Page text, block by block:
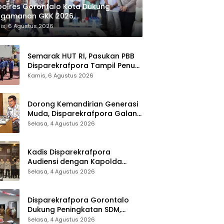
Gorontalo Kota Dukung
GKK 2026,
Perkuat Sinergi Lintas
6 Agustus 2026
Semarak HUT RI, Pasukan PBB
Disparekrafpora Tampil Penuh
Semangat
Kamis, 6 Agustus 2026
Dorong Kemandirian Generasi
Muda, Disparekrafpora Galang
Dukungan Penuh Para Aleg
Selasa, 4 Agustus 2026
Kadis Disparekrafpora
Audiensi dengan Kapolda
Gorontalo, Perkuat Sinergi
Selasa, 4 Agustus 2026
Disparekrafpora Gorontalo
Dukung Peningkatan SDM,
Berikan Rekomendasi Studi S3
Selasa, 4 Agustus 2026